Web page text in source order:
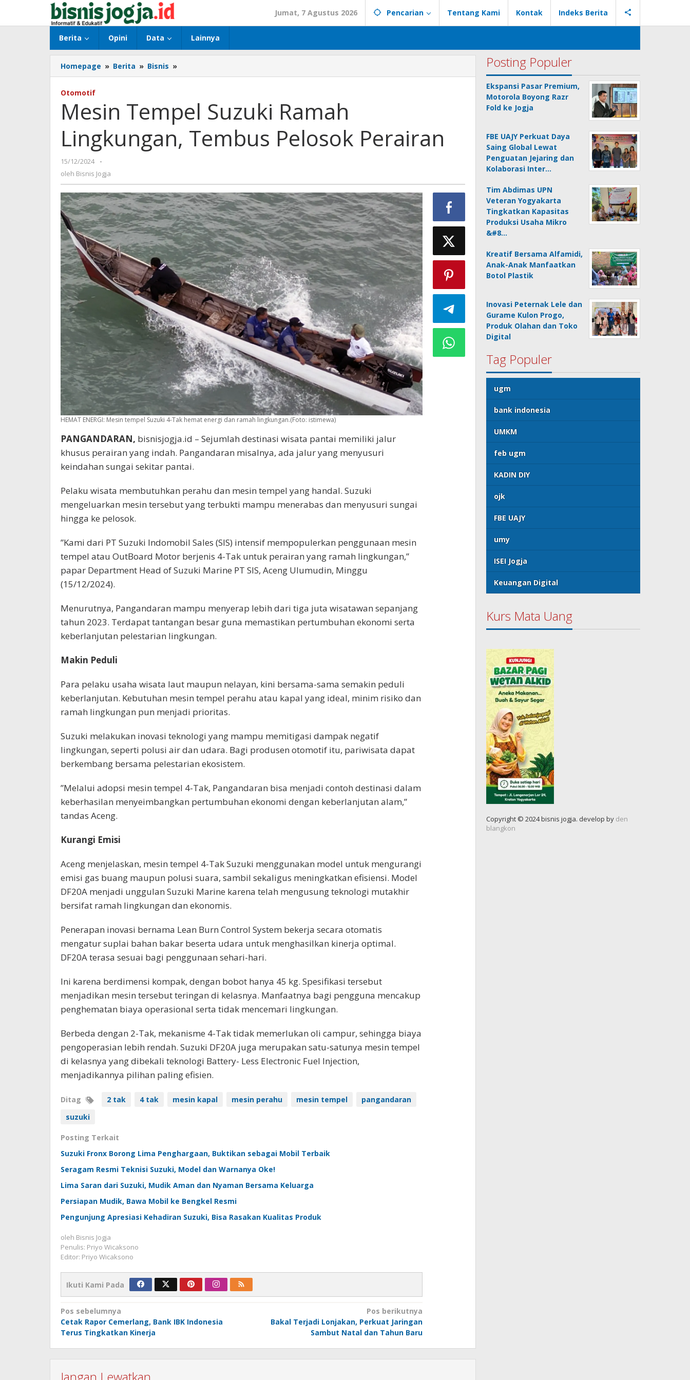
konten
Jumat, 7 Agustus 2026 Pencarian Tentang Kami Kontak Indeks Berita
Berita Opini Data Lainnya
Homepage » Berita » Bisnis »
Tempel
Lingkungan,
Tembus
Pelosok
Perairan
Otomotif
Mesin Tempel Suzuki Ramah
Lingkungan, Tembus Pelosok Perairan
15/12/2024
oleh
Bisnis
Jogja
-
oleh Bisnis Jogja
HEMAT ENERGI: Mesin tempel Suzuki 4-Tak hemat energi dan ramah lingkungan.(Foto: istimewa)
PANGANDARAN, bisnisjogja.id – Sejumlah destinasi wisata pantai memiliki jalur
khusus perairan yang indah. Pangandaran misalnya, ada jalur yang menyusuri
keindahan sungai sekitar pantai.
Pelaku wisata membutuhkan perahu dan mesin tempel yang handal. Suzuki
mengeluarkan mesin tersebut yang terbukti mampu menerabas dan menyusuri sungai
hingga ke pelosok.
”Kami dari PT Suzuki Indomobil Sales (SIS) intensif mempopulerkan penggunaan mesin
tempel atau OutBoard Motor berjenis 4-Tak untuk perairan yang ramah lingkungan,”
papar Department Head of Suzuki Marine PT SIS, Aceng Ulumudin, Minggu
(15/12/2024).
Menurutnya, Pangandaran mampu menyerap lebih dari tiga juta wisatawan sepanjang
tahun 2023. Terdapat tantangan besar guna memastikan pertumbuhan ekonomi serta
keberlanjutan pelestarian lingkungan.
Makin Peduli
Para pelaku usaha wisata laut maupun nelayan, kini bersama-sama semakin peduli
keberlanjutan. Kebutuhan mesin tempel perahu atau kapal yang ideal, minim risiko dan
ramah lingkungan pun menjadi prioritas.
Suzuki melakukan inovasi teknologi yang mampu memitigasi dampak negatif
lingkungan, seperti polusi air dan udara. Bagi produsen otomotif itu, pariwisata dapat
berkembang bersama pelestarian ekosistem.
”Melalui adopsi mesin tempel 4-Tak, Pangandaran bisa menjadi contoh destinasi dalam
keberhasilan menyeimbangkan pertumbuhan ekonomi dengan keberlanjutan alam,”
tandas Aceng.
Kurangi Emisi
Aceng menjelaskan, mesin tempel 4-Tak Suzuki menggunakan model untuk mengurangi
emisi gas buang maupun polusi suara, sambil sekaligus meningkatkan efisiensi. Model
DF20A menjadi unggulan Suzuki Marine karena telah mengusung teknologi mutakhir
bersifat ramah lingkungan dan ekonomis.
Penerapan inovasi bernama Lean Burn Control System bekerja secara otomatis
mengatur suplai bahan bakar beserta udara untuk menghasilkan kinerja optimal.
DF20A terasa sesuai bagi penggunaan sehari-hari.
Ini karena berdimensi kompak, dengan bobot hanya 45 kg. Spesifikasi tersebut
menjadikan mesin tersebut teringan di kelasnya. Manfaatnya bagi pengguna mencakup
penghematan biaya operasional serta tidak mencemari lingkungan.
Berbeda dengan 2-Tak, mekanisme 4-Tak tidak memerlukan oli campur, sehingga biaya
pengoperasian lebih rendah. Suzuki DF20A juga merupakan satu-satunya mesin tempel
di kelasnya yang dibekali teknologi Battery- Less Electronic Fuel Injection,
menjadikannya pilihan paling efisien.
Ditag 2 tak 4 tak mesin kapal mesin perahu mesin tempel
pangandaran
suzuki
Posting Terkait
Suzuki Fronx Borong Lima Penghargaan, Buktikan sebagai Mobil Terbaik
Seragam Resmi Teknisi Suzuki, Model dan Warnanya Oke!
Lima Saran dari Suzuki, Mudik Aman dan Nyaman Bersama Keluarga
Persiapan Mudik, Bawa Mobil ke Bengkel Resmi
Pengunjung Apresiasi Kehadiran Suzuki, Bisa Rasakan Kualitas Produk
oleh Bisnis Jogja
Penulis: Priyo Wicaksono
Editor: Priyo Wicaksono
Ikuti Kami Pada
Navigasi
pos
Pos sebelumnya
Cetak Rapor Cemerlang, Bank IBK Indonesia
Terus Tingkatkan Kinerja
Pos berikutnya
Bakal Terjadi Lonjakan, Perkuat Jaringan
Sambut Natal dan Tahun Baru
Jangan Lewatkan
Posting Populer
Ekspansi Pasar Premium,
Motorola Boyong Razr
Fold ke Jogja
FBE UAJY Perkuat Daya
Saing Global Lewat
Penguatan Jejaring dan
Kolaborasi Inter…
Tim Abdimas UPN
Veteran Yogyakarta
Tingkatkan Kapasitas
Produksi Usaha Mikro
&#8…
Kreatif Bersama Alfamidi,
Anak-Anak Manfaatkan
Botol Plastik
Inovasi Peternak Lele dan
Gurame Kulon Progo,
Produk Olahan dan Toko
Digital
Tag Populer
ugm
bank indonesia
UMKM
feb ugm
KADIN DIY
ojk
FBE UAJY
umy
ISEI Jogja
Keuangan Digital
Kurs Mata Uang
Copyright © 2024 bisnis jogja. develop by den
blangkon